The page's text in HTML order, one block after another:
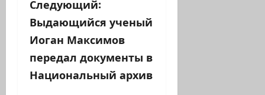
а
ц
и
я
Следующий:
Выдающийся ученый
Иоган Максимов
передал документы в
Национальный архив